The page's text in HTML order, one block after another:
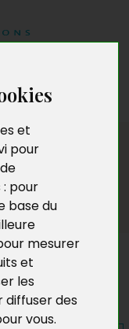
et
pour
pour
base du
mesurer
et
les
diffuser des
vous.